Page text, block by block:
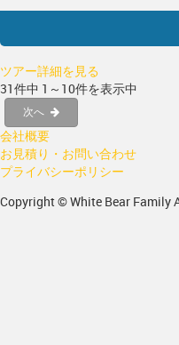
ツアー詳細を見る
31件中 1～10件を表示中
次へ
会社概要
お見積り・お問い合わせ
プライバシーポリシー
Copyright © White Bear Family